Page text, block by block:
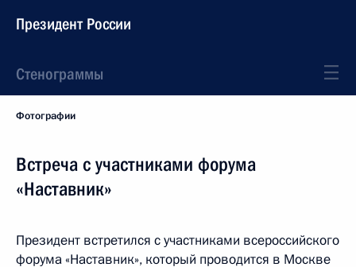
Президент России
Стенограммы
Фотографии
Встреча с участниками форума
«Наставник»
Президент встретился с участниками всероссийского
форума «Наставник», который проводится в Москве